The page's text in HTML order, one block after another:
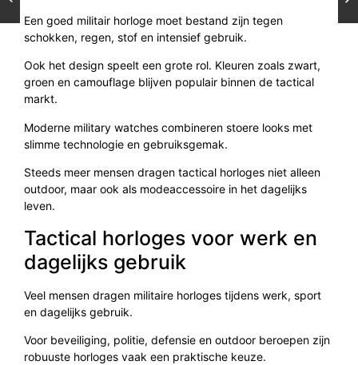
Een goed militair horloge moet bestand zijn tegen
schokken, regen, stof en intensief gebruik.
Ook het design speelt een grote rol. Kleuren zoals zwart,
groen en camouflage blijven populair binnen de tactical
markt.
Moderne military watches combineren stoere looks met
slimme technologie en gebruiksgemak.
Steeds meer mensen dragen tactical horloges niet alleen
outdoor, maar ook als modeaccessoire in het dagelijks
leven.
Tactical horloges voor werk en
dagelijks gebruik
Veel mensen dragen militaire horloges tijdens werk, sport
en dagelijks gebruik.
Voor beveiliging, politie, defensie en outdoor beroepen zijn
robuuste horloges vaak een praktische keuze.